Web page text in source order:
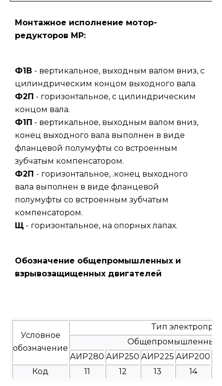
Монтажное исполнение мотор-
редукторов МР:
Ф1В - вертикальное, выходным валом вниз, с
цилиндрическим концом выходного вала.
Ф2П - горизонтальное, с цилиндрическим
концом вала.
Ф1П - вертикальное, выходным валом вниз,
конец выходного вала выполнен в виде
фланцевой полумуфты со встроенным
зубчатым компенсатором.
Ф2П - горизонтальное, .конец выходного
вала выполнен в виде фланцевой
полумуфты со встроенным зубчатым
компенсатором.
Щ - горизонтальное, на опорных лапах.
Обозначение общепромышленных и
взрывозащищенных двигателей
Условное
обозначение
Тип
Общепромышленные
АИР280 АИР250 АИР225 АИР200
Код
11 12 13 14